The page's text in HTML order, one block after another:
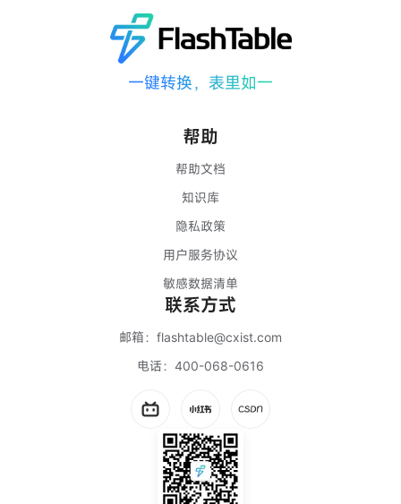
一键转换，表里如一
帮助
帮助文档
知识库
隐私政策
用户服务协议
敏感数据清单
联系方式
邮箱： flashtable@cxist.com
电话： 400-068-0616